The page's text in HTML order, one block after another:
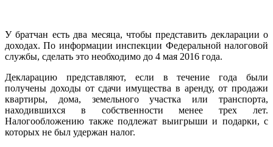
У братчан есть два месяца, чтобы представить декларации о
доходах. По информации инспекции Федеральной налоговой
службы, сделать это необходимо до 4 мая 2016 года.
Декларацию представляют, если в течение года были
получены доходы от сдачи имущества в аренду, от продажи
квартиры, дома, земельного участка или транспорта,
находившихся в собственности менее трех лет.
Налогообложению также подлежат выигрыши и подарки, с
которых не был удержан налог.